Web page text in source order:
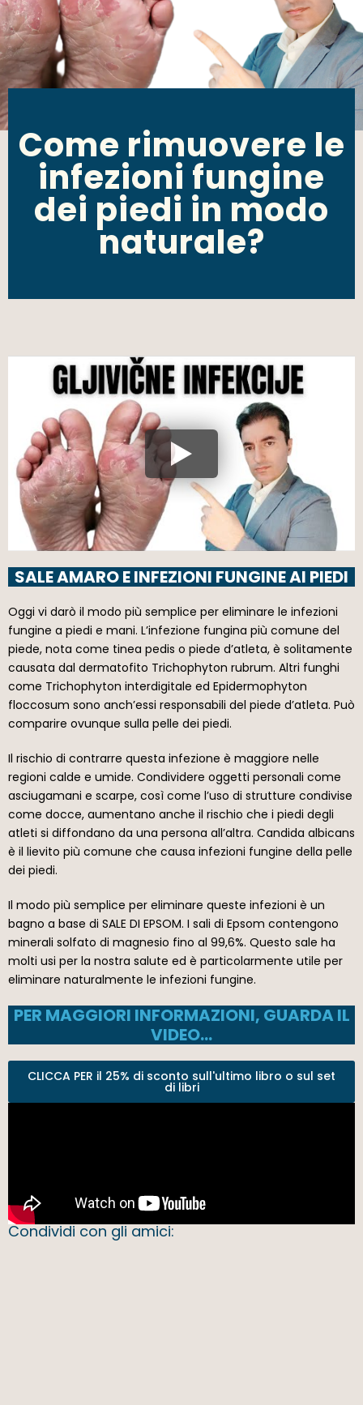
Come rimuovere le
infezioni fungine
dei piedi in modo
naturale?
SALE AMARO E INFEZIONI FUNGINE AI PIEDI
Oggi vi darò il modo più semplice per eliminare le infezioni
fungine a piedi e mani. L’infezione fungina più comune del
piede, nota come tinea pedis o piede d’atleta, è solitamente
causata dal dermatofito Trichophyton rubrum. Altri funghi
come Trichophyton interdigitale ed Epidermophyton
floccosum sono anch’essi responsabili del piede d’atleta. Può
comparire ovunque sulla pelle dei piedi.
Il rischio di contrarre questa infezione è maggiore nelle
regioni calde e umide. Condividere oggetti personali come
asciugamani e scarpe, così come l’uso di strutture condivise
come docce, aumentano anche il rischio che i piedi degli
atleti si diffondano da una persona all’altra. Candida albicans
è il lievito più comune che causa infezioni fungine della pelle
dei piedi.
Il modo più semplice per eliminare queste infezioni è un
bagno a base di SALE DI EPSOM. I sali di Epsom contengono
minerali solfato di magnesio fino al 99,6%. Questo sale ha
molti usi per la nostra salute ed è particolarmente utile per
eliminare naturalmente le infezioni fungine.
PER MAGGIORI INFORMAZIONI, GUARDA IL
VIDEO…
CLICCA PER il 25% di sconto sull'ultimo libro o sul set
di libri
Condividi con gli amici: